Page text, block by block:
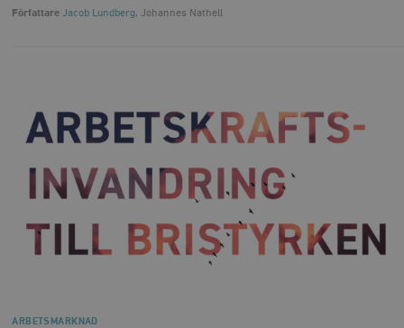
Författare Jacob Lundberg, Johannes Nathell
ARBETSMARKNAD